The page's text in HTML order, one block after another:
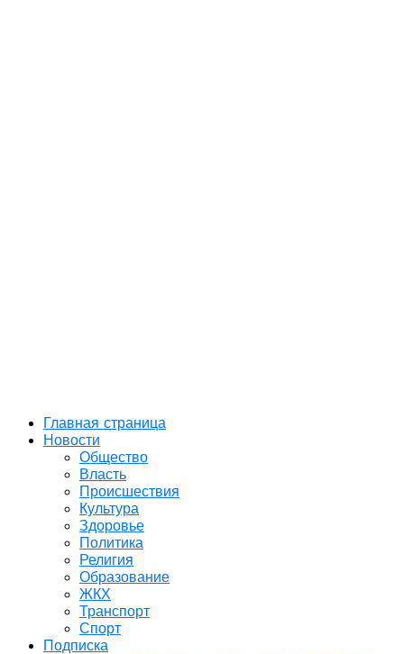
Главная страница
Новости
Общество
Власть
Происшествия
Культура
Здоровье
Политика
Религия
Образование
ЖКХ
Транспорт
Спорт
Подписка